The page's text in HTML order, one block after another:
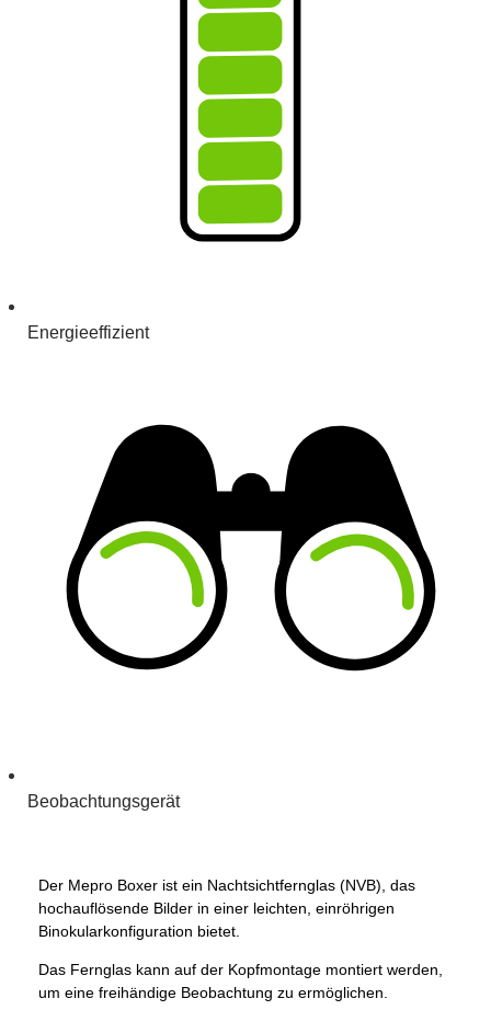
Energieeffizient
Beobachtungsgerät
Der Mepro Boxer ist ein Nachtsichtfernglas (NVB), das
hochauflösende Bilder in einer leichten, einröhrigen
Binokularkonfiguration bietet.
Das Fernglas kann auf der Kopfmontage montiert werden,
um eine freihändige Beobachtung zu ermöglichen.